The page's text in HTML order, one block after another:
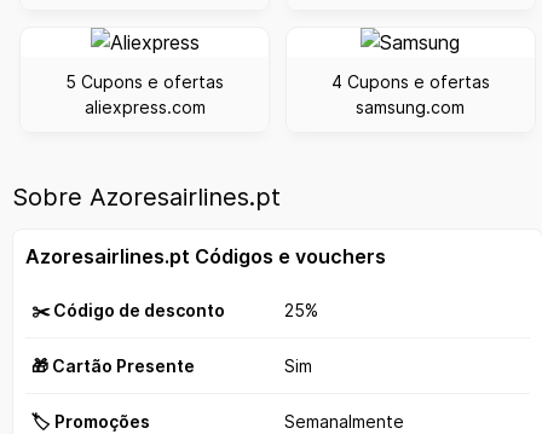
5 Cupons e ofertas
aliexpress.com
4 Cupons e ofertas
samsung.com
Sobre Azoresairlines.pt
Azoresairlines.pt Códigos e vouchers
✂️ Código de desconto 25%
🎁 Cartão Presente Sim
🏷️ Promoções Semanalmente